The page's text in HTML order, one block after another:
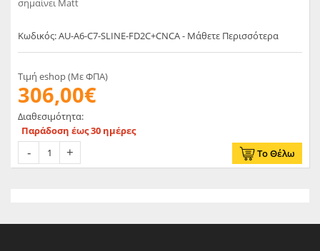
Κωδικός: AU-A6-C7-SLINE-FD2C+CNCA - Μάθετε Περισσότερα
Τιμή eshop (Με ΦΠΑ)
306,00€
Διαθεσιμότητα:
Παράδοση έως 30 ημέρες
Το Θέλω